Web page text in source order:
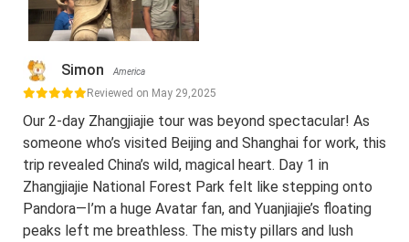
Simon America
Reviewed on May 29,2025
Our 2-day Zhangjiajie tour was beyond spectacular! As
someone who’s visited Beijing and Shanghai for work, this
trip revealed China’s wild, magical heart. Day 1 in
Zhangjiajie National Forest Park felt like stepping onto
Pandora—I’m a huge Avatar fan, and Yuanjiajie’s floating
peaks left me breathless. The misty pillars and lush